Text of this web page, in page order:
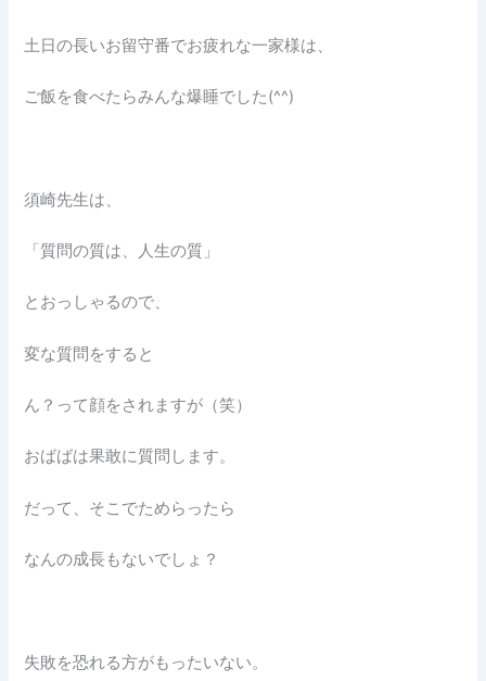
土日の長いお留守番でお疲れな一家様は、
ご飯を食べたらみんな爆睡でした(^^)
須崎先生は、
「質問の質は、人生の質」
とおっしゃるので、
変な質問をすると
ん？って顔をされますが（笑）
おばばは果敢に質問します。
だって、そこでためらったら
なんの成長もないでしょ？
失敗を恐れる方がもったいない。